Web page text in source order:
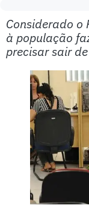
Considerado o
à população
precisar sair